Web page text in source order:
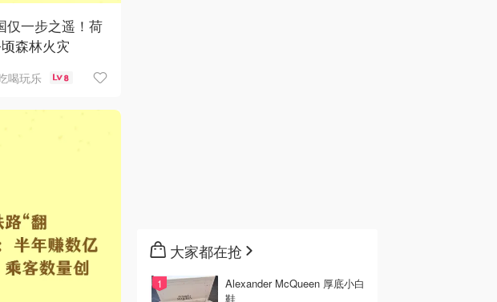
仅一步之遥！荷
森林火灾
喝玩乐 8
大家都在抢
Alexander McQueen 厚底小白
鞋